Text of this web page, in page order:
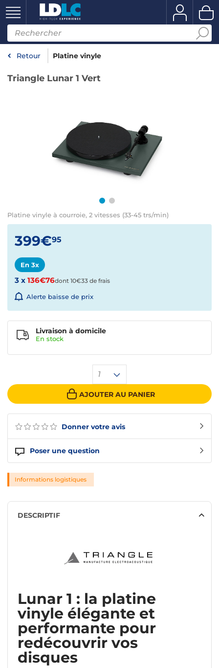
Retour Platine vinyle
Triangle Lunar 1 Vert
Platine vinyle à courroie, 2 vitesses (33-45 trs/min)
Donner votre avis
Poser une question
399€95
En 3x
3 x 136€76dont 10€33 de frais
Alerte baisse de prix
1
AJOUTER AU PANIER
Livraison à domicile
En stock
Informations logistiques
DESCRIPTIF
Lunar 1 : la platine
vinyle élégante et
performante pour
redécouvrir vos
disques